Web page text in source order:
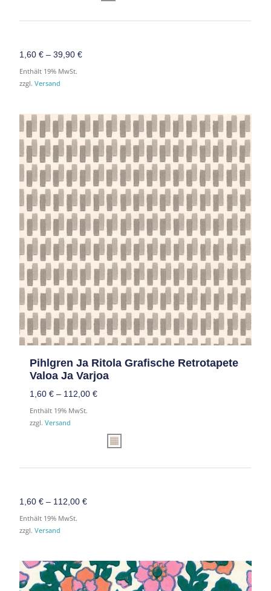
1,60€ –39,90€
Enthält 19% MwSt.
zzgl.Versand
Pihlgren Ja Ritola Grafische Retrotapete
Valoa Ja Varjoa
1,60 € – 112,00 €
Preisspanne:
1,60 €
bis
112,00 €
Enthält 19% MwSt.
zzgl. Versand
1,60€ – 112,00€
Preisspanne:
1,60 €
bis
112,00 €
Enthält 19% MwSt.
zzgl.Versand
Preisspanne:
1,60 €
Preisspanne:
1,60 €